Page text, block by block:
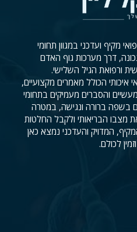
מקיף ועדכני במגוון תחומי
דרך מערכות גוף האדם
ורפואת הגיל השלישי.
איכותי הכולל מאמרים מקצועיים,
והסברים מעמיקים בתחומי
בשפה ברורה ונגישה, במטרה
מצבו הבריאותי ולקבל החלטות
המדויק והעדכני נמצא כאן
לכולם.